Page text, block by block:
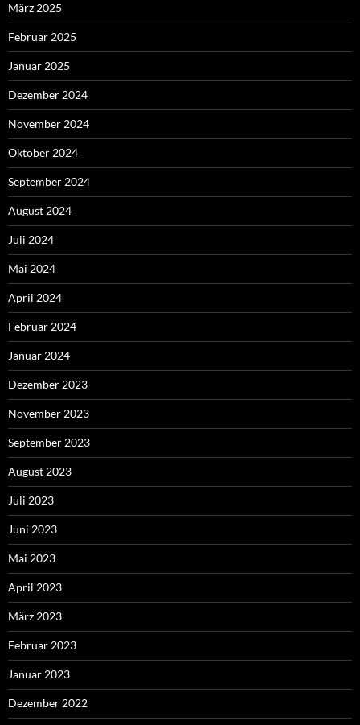
März 2025
Februar 2025
Januar 2025
Dezember 2024
November 2024
Oktober 2024
September 2024
August 2024
Juli 2024
Mai 2024
April 2024
Februar 2024
Januar 2024
Dezember 2023
November 2023
September 2023
August 2023
Juli 2023
Juni 2023
Mai 2023
April 2023
März 2023
Februar 2023
Januar 2023
Dezember 2022